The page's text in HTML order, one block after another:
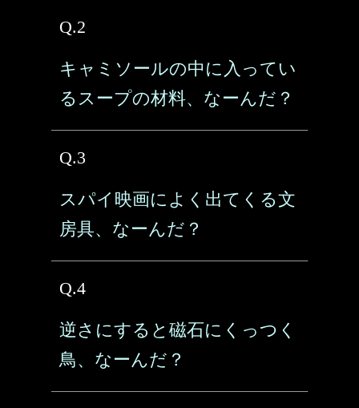
Q.2
キャミソールの中に入ってい
るスープの材料、なーんだ？
Q.3
スパイ映画によく出てくる文
房具、なーんだ？
Q.4
逆さにすると磁石にくっつく
鳥、なーんだ？